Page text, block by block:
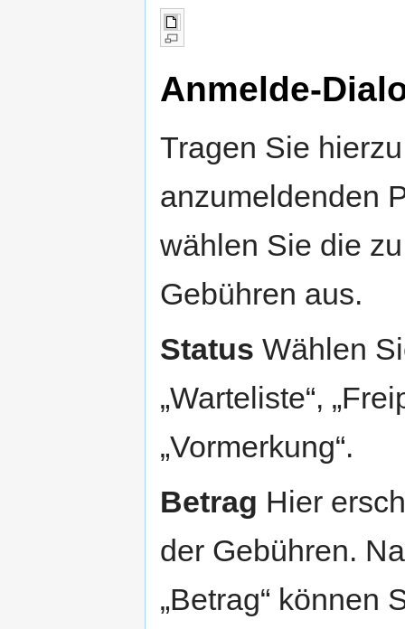
Anmelde-
Tragen Sie
anzumeldenden
wählen Sie die
Gebühren aus.
Status Wählen
„Warteliste“,
„Vormerkung“.
Betrag Hier
der Gebühren.
„Betrag“ können